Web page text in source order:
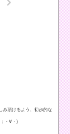
み頂けるよう、初歩的な
・∀・)